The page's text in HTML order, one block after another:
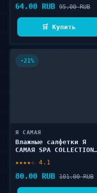
64.00 RUB 95.00 RUB
🛒 Купить
-21%
Я САМАЯ
Влажные салфетки Я
САМАЯ SPA COLLECTION
★★★★☆ 4.1
80.00 RUB 101.00 RUB